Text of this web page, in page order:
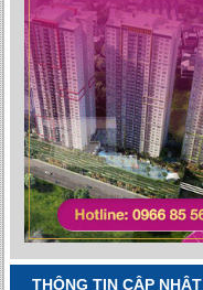
THÔNG TIN CẬP NHẬT